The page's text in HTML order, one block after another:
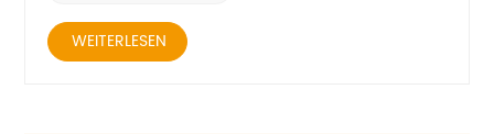
WEITERLESEN